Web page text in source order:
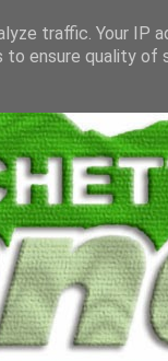
traffic. Your IP
ensure quality of